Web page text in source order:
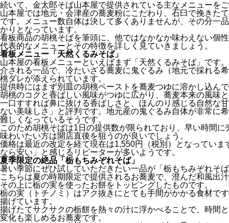
続いて、金太郎そば山本屋で提供されている主なメニューを
山本屋では地元・会津産の蕎麦粉にこだわり、石臼で挽きた
です。メニュー数自体は決して多くありませんが、その分一
かりとなっています。
看板商品の胡桃そばを筆頭に、他ではなかなか味わえない個
代表的なメニューとその特徴を詳しく見ていきましょう。
看板メニュー「天然くるみそば」
山本屋の看板メニューといえばまず「天然くるみそば」です
介される一品で、冷たいざる蕎麦に鬼ぐるみ（地元で採れる
桃ダレが添えられています。
提供時にはまず別皿の胡桃ペーストを蕎麦つゆに溶かし込ん
胡桃のコクと香ばしい風味がつゆに広がり、蕎麦本来の風味
一口すすれば鼻に抜ける香ばしさと、ほんのり感じる自然な
ない美味しさ」と評判です。地元産の鬼ぐるみ自体が非常に
難しくなっているそうです。
このため胡桃そばは1日の提供数が限られており、早い時間
味わいたい方は開店直後を狙うのが良いでしょう。
価格は最近の改定を経て現在は1,550円（税別）となってい
なら安い」と感じるリピーターが多いようです。
夏季限定の絶品「栃もちみぞれそば」
暑い季節にぜひ試していただきたい一品が「栃もちみぞれそ
こちらは夏の時期限定で提供されるお蕎麦で、澄んだ和風出
その上に栃の実を使ったお餅をトッピングしたものです。
栃の実（トチノミ）はアク抜きにとても手間がかかる食材で
揚げています。
揚げたてサクサクの栃餅を熱々の汁に浮かべることで、時間
変化も楽しめるお蕎麦です。